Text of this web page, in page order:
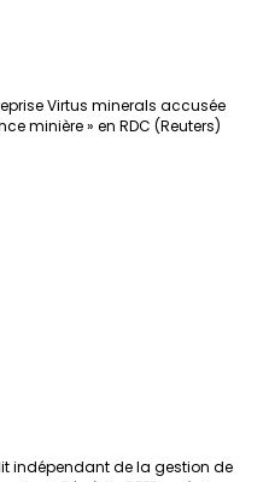
Virtus minerals accusée
minière » en RDC (Reuters)
indépendant de la gestion de